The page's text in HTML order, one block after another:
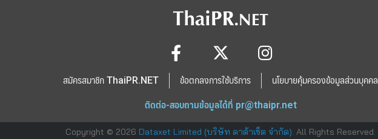
สมัครสมาชิก ThaiPR.NET ข้อตกลงการใช้บริการ นโยบายคุ้มครองข้อมูลส่วนบุคคล
ติดต่อ-สอบถามข้อมูลได้ที่ pr@thaipr.net
Copyright © 2026 Dataxet Limited (บริษัท ดาต้าเซ็ต จำกัด). All Rights Reserved.